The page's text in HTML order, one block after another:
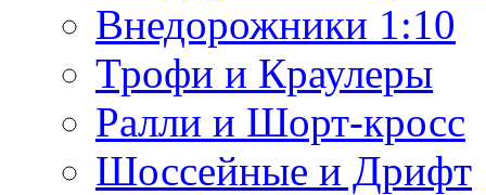
Внедорожники 1:10
Трофи и Краулеры
Ралли и Шорт-кросс
Шоссейные и Дрифт